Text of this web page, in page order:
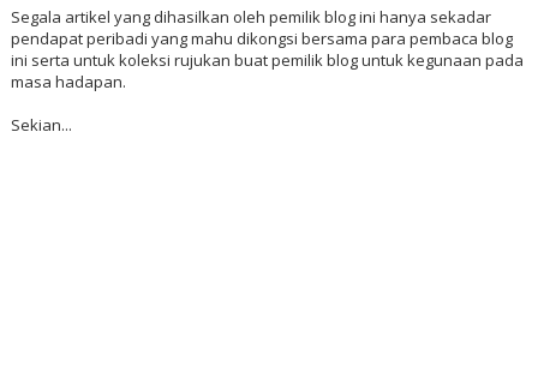
[PERINGATAN]Komen yang mempunyai pautan ke mana-mana blog
atau laman web yang menjurus kepada perniagaan atau bersifat
keuntungan sebelah pihak, akan dipadamkan serta-merta. Jika
berminat untuk meletakkan link atau pautan ke dalam entri ini, sila